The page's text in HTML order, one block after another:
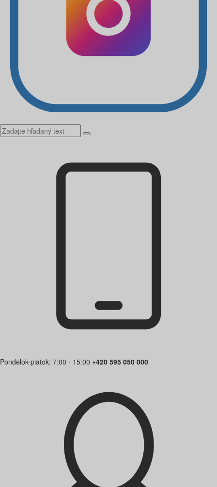
Pondelok-piatok: 7:00 - 15:00 +420 595 050 000